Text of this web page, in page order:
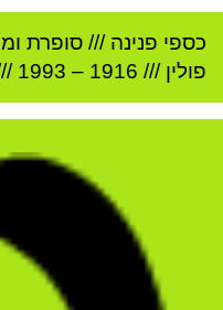
כספי פנינה /// סופרת
פולין ///
1916
–
1993